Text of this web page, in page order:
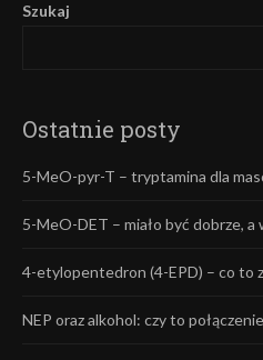
Szukaj
Ostatnie posty
5-MeO-pyr-T – tryptamina dla
5-MeO-DET – miało być dobrze, a
4-etylopentedron (4-EPD) – co to
NEP oraz alkohol: czy to